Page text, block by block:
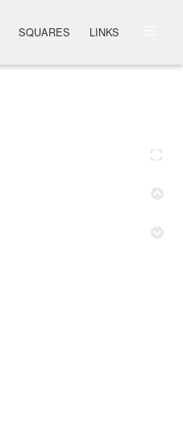
SQUARES LINKS